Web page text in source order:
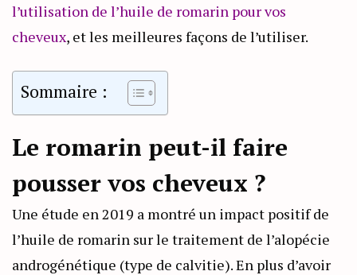
l’utilisation de l’huile de romarin pour vos
cheveux, et les meilleures façons de l’utiliser.
Sommaire :
Le romarin peut-il faire
pousser vos cheveux ?
Une étude en 2019 a montré un impact positif de
l’huile de romarin sur le traitement de l’alopécie
androgénétique (type de calvitie). En plus d’avoir